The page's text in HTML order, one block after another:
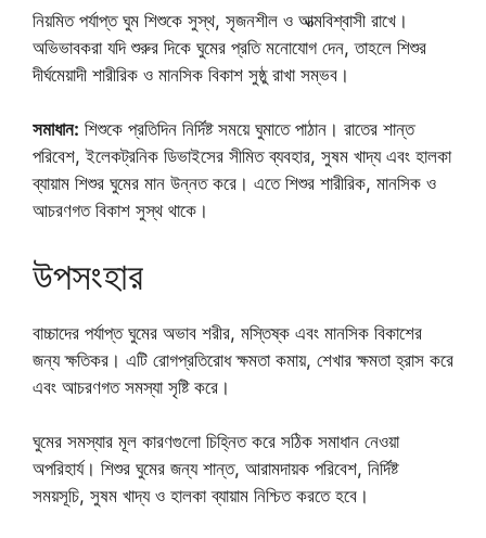
নিয়মিত পর্যাপ্ত ঘুম শিশুকে সুস্থ, সৃজনশীল ও আত্মবিশ্বাসী রাখে।
অভিভাবকরা যদি শুরুর দিকে ঘুমের প্রতি মনোযোগ দেন, তাহলে শিশুর
দীর্ঘমেয়াদী শারীরিক ও মানসিক বিকাশ সুষ্ঠু রাখা সম্ভব।
সমাধান: শিশুকে প্রতিদিন নির্দিষ্ট সময়ে ঘুমাতে পাঠান। রাতের শান্ত
পরিবেশ, ইলেকট্রনিক ডিভাইসের সীমিত ব্যবহার, সুষম খাদ্য এবং হালকা
ব্যায়াম শিশুর ঘুমের মান উন্নত করে। এতে শিশুর শারীরিক, মানসিক ও
আচরণগত বিকাশ সুস্থ থাকে।
উপসংহার
বাচ্চাদের পর্যাপ্ত ঘুমের অভাব শরীর, মস্তিষ্ক এবং মানসিক বিকাশের
জন্য ক্ষতিকর। এটি রোগপ্রতিরোধ ক্ষমতা কমায়, শেখার ক্ষমতা হ্রাস করে
এবং আচরণগত সমস্যা সৃষ্টি করে।
ঘুমের সমস্যার মূল কারণগুলো চিহ্নিত করে সঠিক সমাধান নেওয়া
অপরিহার্য। শিশুর ঘুমের জন্য শান্ত, আরামদায়ক পরিবেশ, নির্দিষ্ট
সময়সূচি, সুষম খাদ্য ও হালকা ব্যায়াম নিশ্চিত করতে হবে।